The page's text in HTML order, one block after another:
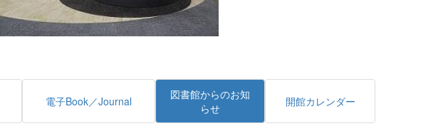
電子Book／Journal
図書館からのお知
らせ
開館カレンダー